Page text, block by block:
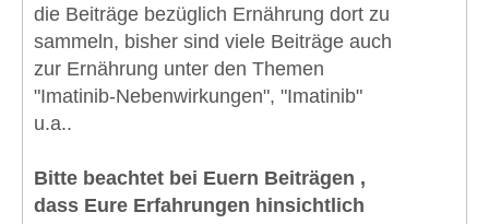
die Beiträge bezüglich Ernährung dort zu
sammeln, bisher sind viele Beiträge auch
zur Ernährung unter den Themen
"Imatinib-Nebenwirkungen", "Imatinib"
u.a..
Bitte beachtet bei Euern Beiträgen ,
dass Eure Erfahrungen hinsichtlich